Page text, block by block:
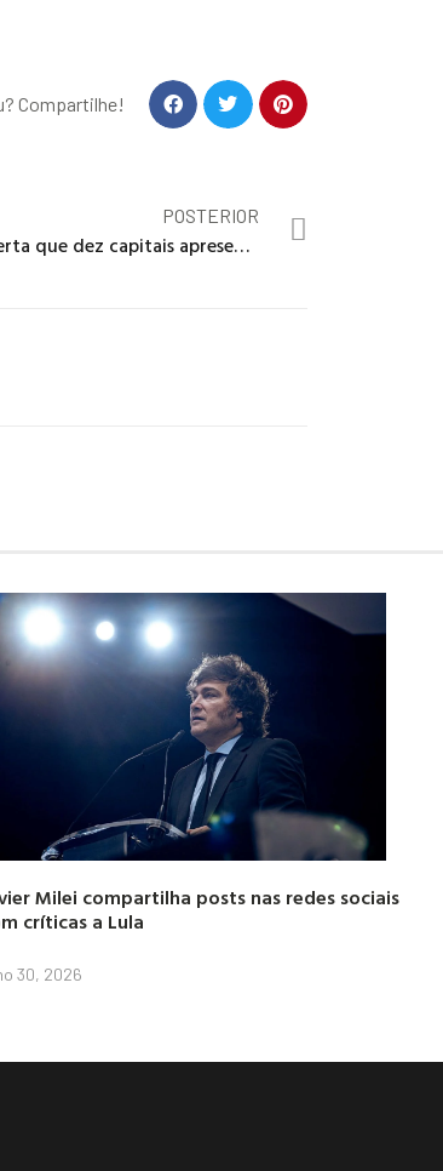
Compartilhe!
POSTERIOR
Fiocruz alerta que dez capitais apresentam sinais de crescimento de covid-19
Milei compartilha posts nas redes sociais
críticas a Lula
30, 2026